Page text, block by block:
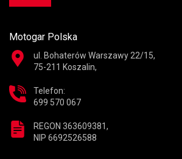
Motogar Polska
ul. Bohaterów Warszawy 22/15,
75-211 Koszalin,
Telefon:
699 570 067
REGON 363609381,
NIP 6692526588